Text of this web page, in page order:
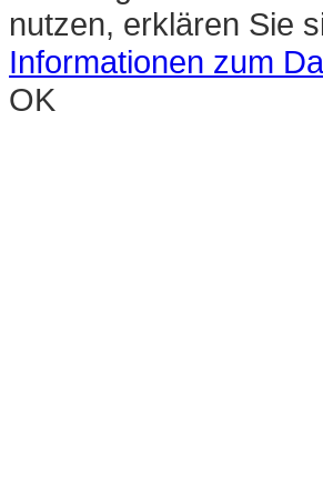
nutzen, erklären Sie
Informationen zum
OK